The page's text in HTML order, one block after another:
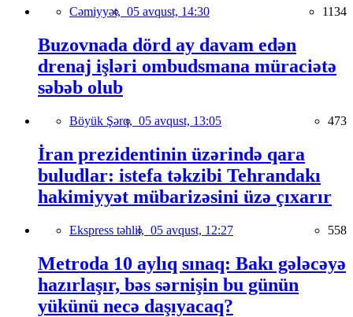
Cəmiyyət, 05 avqust, 14:30 1134
Buzovnada dörd ay davam edən
drenaj işləri ombudsmana müraciətə
səbəb olub
Böyük Şərq, 05 avqust, 13:05 473
İran prezidentinin üzərində qara
buludlar: istefa təkzibi Tehrandakı
hakimiyyət mübarizəsini üzə çıxarır
Ekspress təhlil, 05 avqust, 12:27 558
Metroda 10 aylıq sınaq: Bakı gələcəyə
hazırlaşır, bəs sərnişin bu günün
yükünü necə daşıyacaq?